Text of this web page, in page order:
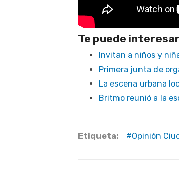
Te puede
Invitan a niños y
Primera junta de
La escena urbana
Britmo reunió a la
Etiqueta: Opinión